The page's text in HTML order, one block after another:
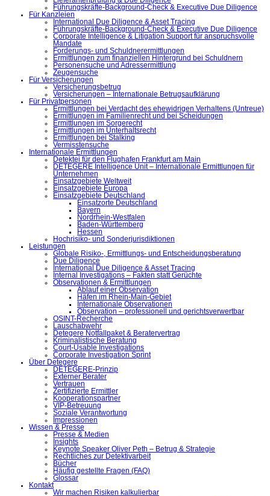
Führungskräfte-Background-Check & Executive Due Diligence
Für Kanzleien
International Due Diligence & Asset Tracing
Führungskräfte-Background-Check & Executive Due Diligence
Corporate Intelligence & Litigation Support für anspruchsvolle
Mandate
Forderungs- und Schuldnerermittlungen
Ermittlungen zum finanziellen Hintergrund bei Schuldnern
Personensuche und Adressermittlung
Zeugensuche
Für Versicherungen
Versicherungsbetrug
Versicherungen – Internationale Betrugsaufklärung
Für Privatpersonen
Ermittlungen bei Verdacht des ehewidrigen Verhaltens (Untreue)
Ermittlungen im Familienrecht und bei Scheidungen
Ermittlungen im Sorgerecht
Ermittlungen im Unterhaltsrecht
Ermittlungen bei Stalking
Vermisstensuche
Internationale Ermittlungen
Detektei für den Flughafen Frankfurt am Main
DETEGERE Intelligence Unit – Internationale Ermittlungen für
Unternehmen
Einsatzgebiete Weltweit
Einsatzgebiete Europa
Einsatzgebiete Deutschland
Einsatzorte Deutschland
Bayern
Nordrhein-Westfalen
Baden-Württemberg
Hessen
Hochrisiko- und Sonderjurisdiktionen
Leistungen
Globale Risiko-, Ermittlungs- und Entscheidungsberatung
Due Diligence
International Due Diligence & Asset Tracing
Internal Investigations – Fakten statt Gerüchte
Observationen & Ermittlungen
Ablauf einer Observation
Häfen im Rhein-Main-Gebiet
Internationale Observationen
Observation – professionell und gerichtsverwertbar
OSINT-Recherche
Lauschabwehr
Detegere Notfallpaket & Beratervertrag
Kriminalistische Beratung
Court-Usable Investigations
Corporate Investigation Sprint
Über Detegere
DETEGERE-Prinzip
Externer Berater
Vertrauen
Zertifizierte Ermittler
Kooperationspartner
VIP-Betreuung
Soziale Verantwortung
Impressionen
Wissen & Presse
Presse & Medien
Insights
Keynote Speaker Oliver Peth – Betrug & Strategie
Rechtliches zur Detektivarbeit
Bücher
Häufig gestellte Fragen (FAQ)
Glossar
Kontakt
Wir machen Risiken kalkulierbar